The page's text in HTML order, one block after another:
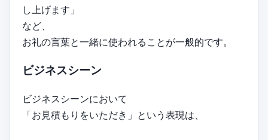
し上げます」
など、
お礼の言葉と一緒に使われることが一般的です。
ビジネスシーン
ビジネスシーンにおいて
「お見積もりをいただき」という表現は、